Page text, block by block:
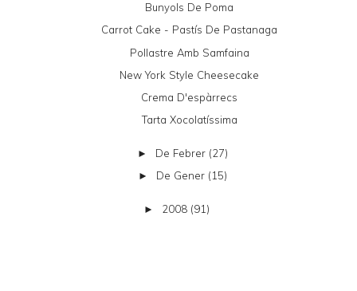
Bunyols De Poma
Carrot Cake - Pastís De Pastanaga
Pollastre Amb Samfaina
New York Style Cheesecake
Crema D'espàrrecs
Tarta Xocolatíssima
► De Febrer (27)
► De Gener (15)
► 2008 (91)